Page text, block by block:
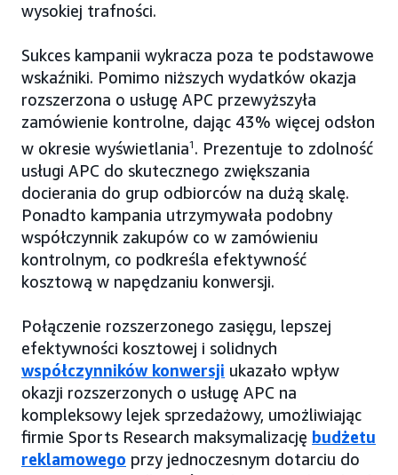
wysokiej trafności.
Sukces kampanii wykracza poza te podstawowe
wskaźniki. Pomimo niższych wydatków okazja
rozszerzona o usługę APC przewyższyła
zamówienie kontrolne, dając 43% więcej odsłon
w okresie wyświetlania1 . Prezentuje to zdolność
usługi APC do skutecznego zwiększania
docierania do grup odbiorców na dużą skalę.
Ponadto kampania utrzymywała podobny
współczynnik zakupów co w zamówieniu
kontrolnym, co podkreśla efektywność
kosztową w napędzaniu konwersji.
Połączenie rozszerzonego zasięgu, lepszej
efektywności kosztowej i solidnych
współczynników konwersji ukazało wpływ
okazji rozszerzonych o usługę APC na
kompleksowy lejek sprzedażowy, umożliwiając
firmie Sports Research maksymalizację budżetu
reklamowego przy jednoczesnym dotarciu do